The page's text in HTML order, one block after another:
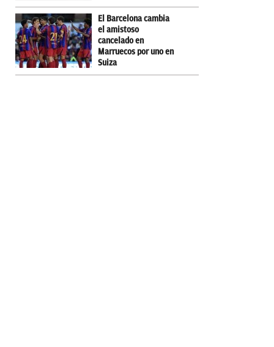
El Barcelona cambia
el amistoso
cancelado en
Marruecos por uno en
Suiza